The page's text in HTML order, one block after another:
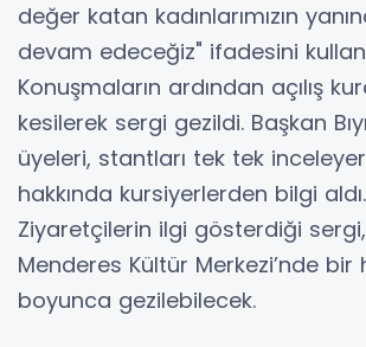
değer katan kadınlarımızın
devam edeceğiz" ifadesini
Konuşmaların ardından açılış
kesilerek sergi gezildi. Başkan
üyeleri, stantları tek tek
hakkında kursiyerlerden bilgi aldı.
Ziyaretçilerin ilgi gösterdiği
Menderes Kültür Merkezi’nde bir
boyunca gezilebilecek.